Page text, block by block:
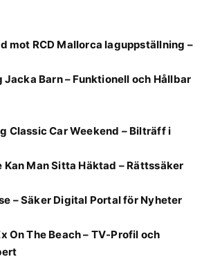
mot RCD Mallorca laguppställning –
Jacka Barn – Funktionell och Hållbar
Classic Car Weekend – Bilträff i
Kan Man Sitta Häktad – Rättssäker
– Säker Digital Portal för Nyheter
On The Beach – TV-Profil och